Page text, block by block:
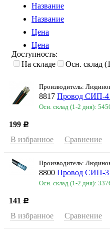
Название
Название
Цена
Цена
Доступность:
На складе
Осн. склад
Производитель:
8817 Провод СИП-4
Осн. склад (1-2 дня):
199 Р
В избранное Сравнение
Производитель:
8800 Провод СИП-3
Осн. склад (1-2 дня):
141 Р
В избранное Сравнение